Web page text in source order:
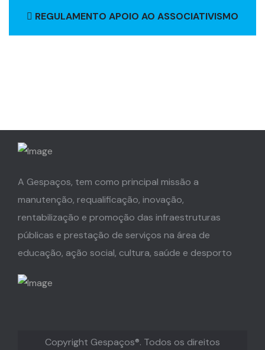
REGULAMENTO APOIO AO ASSOCIATIVISMO
A Gespaços, tem como principal missão a
manutenção, requalificação, inovação,
rentabilização e promoção das infraestruturas
públicas e prestação de serviços na área de
educação, ação social, cultura, saúde e desporto
Copyright Gespaços®. Todos os direitos